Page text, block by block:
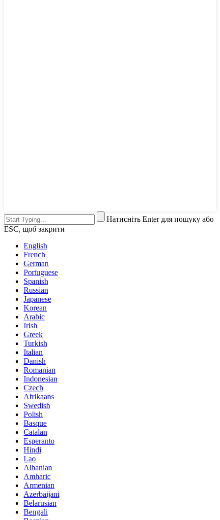
Натисніть Enter для пошуку або
ESC, щоб закрити
English
French
German
Portuguese
Spanish
Russian
Japanese
Korean
Arabic
Irish
Greek
Turkish
Italian
Danish
Romanian
Indonesian
Czech
Afrikaans
Swedish
Polish
Basque
Catalan
Esperanto
Hindi
Lao
Albanian
Amharic
Armenian
Azerbaijani
Belarusian
Bengali